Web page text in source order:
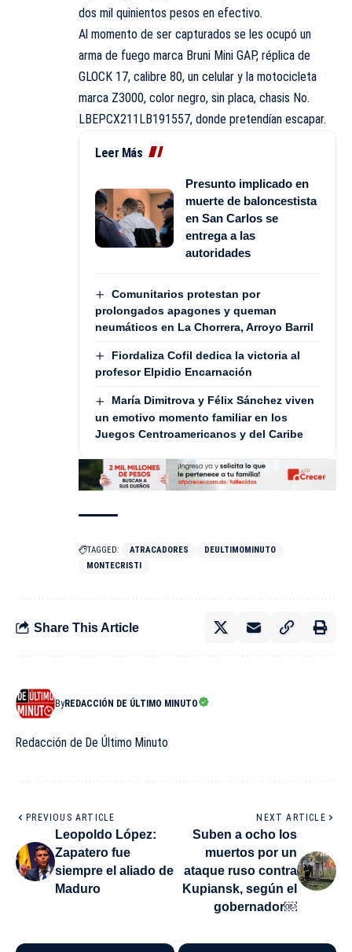
dos mil quinientos pesos en efectivo.
Al momento de ser capturados se les ocupó un
arma de fuego marca Bruni Mini GAP, réplica de
GLOCK 17, calibre 80, un celular y la motocicleta
marca Z3000, color negro, sin placa, chasis No.
LBEPCX211LB191557, donde pretendían escapar.
Leer Más
Presunto implicado en
muerte de baloncestista
en San Carlos se
entrega a las
autoridades
Comunitarios protestan por
prolongados apagones y queman
neumáticos en La Chorrera, Arroyo Barril
Fiordaliza Cofil dedica la victoria al
profesor Elpidio Encarnación
María Dimitrova y Félix Sánchez viven
un emotivo momento familiar en los
Juegos Centroamericanos y del Caribe
TAGGED: ATRACADORES
DEULTIMOMINUTO
MONTECRISTI
Share This Article
ByREDACCIÓN DE ÚLTIMO MINUTO
Redacción de De Último Minuto
PREVIOUS ARTICLE
Leopoldo López:
Zapatero fue
siempre el aliado de
Maduro
NEXT ARTICLE
Suben a ocho los
muertos por un
ataque ruso contra
Kupiansk, según el
gobernador￼